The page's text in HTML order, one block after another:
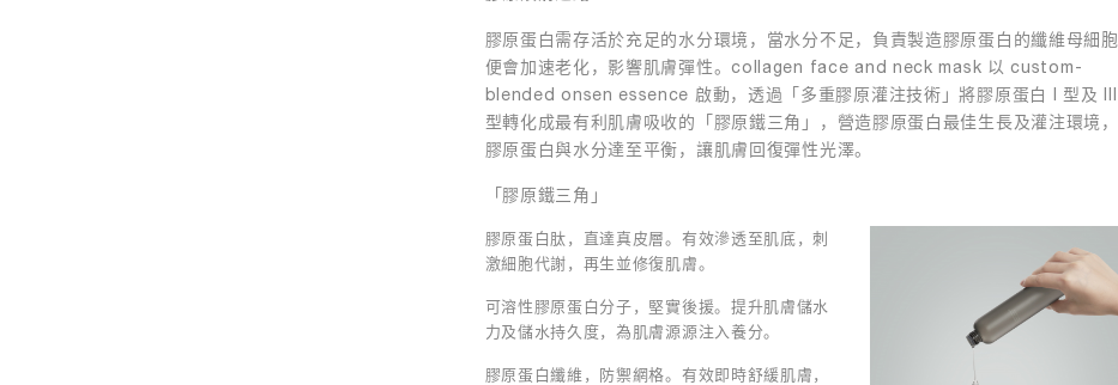
膠原蛋白需存活於充足的水分環境，當水分不足，負責製造膠原蛋白的纖維母細胞
便會加速老化，影響肌膚彈性。collagen face and neck mask 以 custom-
blended onsen essence 啟動，透過「多重膠原灌注技術」將膠原蛋白 I 型及 III
型轉化成最有利肌膚吸收的「膠原鐵三角」，營造膠原蛋白最佳生長及灌注環境，
膠原蛋白與水分達至平衡，讓肌膚回復彈性光澤。
「膠原鐵三角」
膠原蛋白肽，直達真皮層。有效滲透至肌底，刺
激細胞代謝，再生並修復肌膚。
可溶性膠原蛋白分子，堅實後援。提升肌膚儲水
力及儲水持久度，為肌膚源源注入養分。
膠原蛋白纖維，防禦網格。有效即時舒緩肌膚，